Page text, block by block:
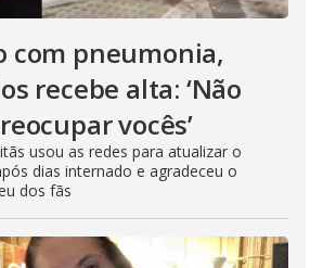
com pneumonia,
recebe alta: ‘Não
vocês’
usou as redes para atualizar o
dias internado e agradeceu o
dos fãs